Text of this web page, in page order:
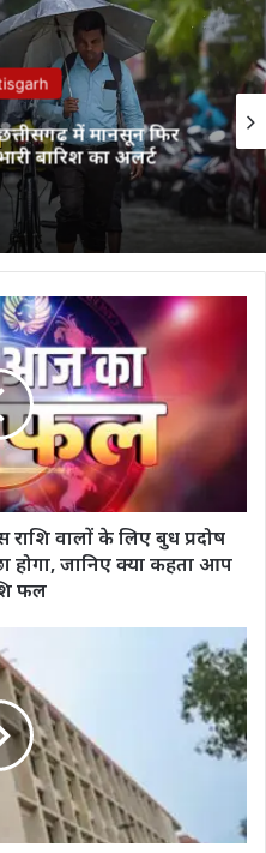
में मानसून फिर
बारिश का अलर्ट
वालों के लिए बुध प्रदोष
होगा, जानिए क्या कहता आप
फल